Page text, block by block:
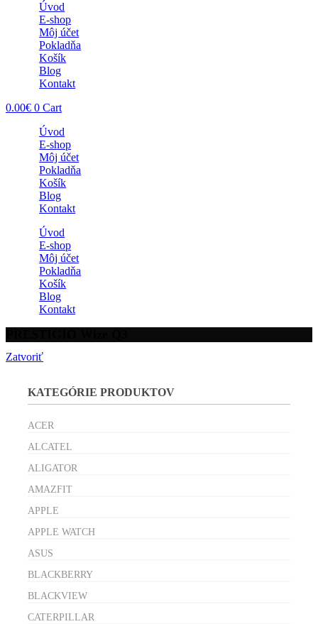
Úvod
E-shop
Môj účet
Pokladňa
Košík
Blog
Kontakt
0.00€ 0 Cart
Úvod
E-shop
Môj účet
Pokladňa
Košík
Blog
Kontakt
Úvod
E-shop
Môj účet
Pokladňa
Košík
Blog
Kontakt
Zatvoriť
KATEGÓRIE PRODUKTOV
ACER
ALCATEL
ALIGATOR
AMAZFIT
APPLE
APPLE WATCH
ASUS
BLACKBERRY
BLACKVIEW
CATERPILLAR